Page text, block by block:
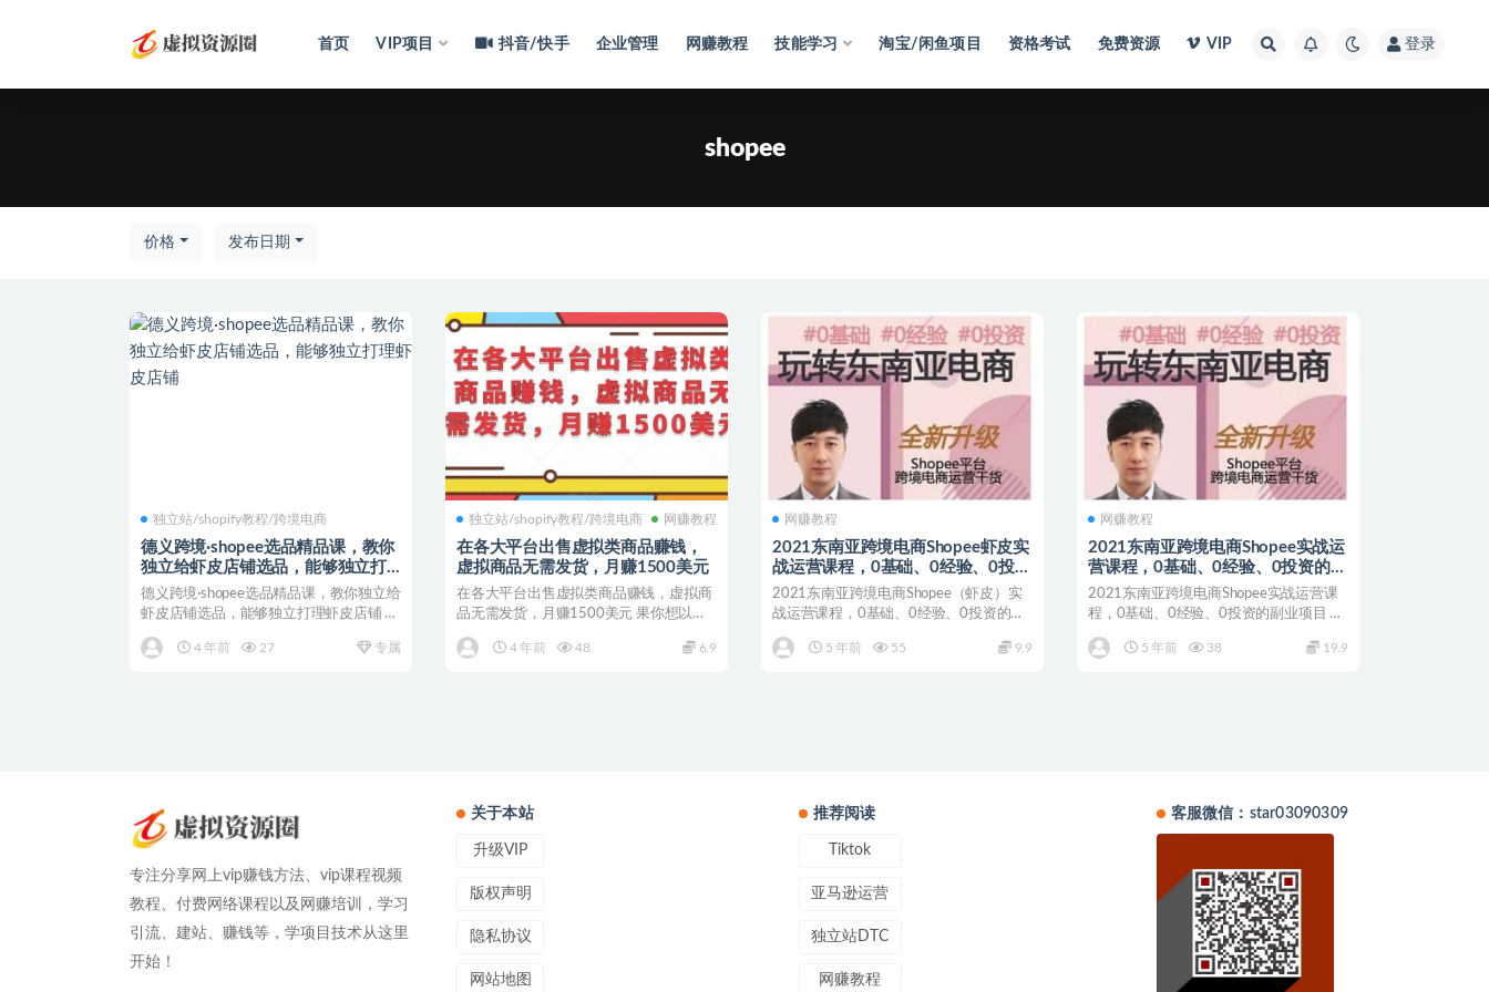
首页 VIP项目 抖音/快手 企业管理 网赚教程 技能学习 淘宝/闲鱼项目 资格考试 免费资源 VIP 登录
shopee
价格 发布日期
独立站/shopify教程/跨境电商
德义跨境·shopee选品精品课，教你
独立给虾皮店铺选品，能够独立打
理虾皮店铺
德义跨境·shopee选品精品课，教你独立给
虾皮店铺选品，能够独立打理虾皮店铺 课
4 年前
27 专属
独立站/shopify教程/跨境电商 网赚教程
在各大平台出售虚拟类商品赚钱，
虚拟商品无需发货，月赚1500美元
在各大平台出售虚拟类商品赚钱，虚拟商
品无需发货，月赚1500美元 果你想以最
4 年前
48 6.9
网赚教程
2021东南亚跨境电商Shopee虾皮实
战运营课程，0基础、0经验、0投资
的副业项目
2021东南亚跨境电商Shopee（虾皮）实
战运营课程，0基础、0经验、0投资的副
5 年前
55 9.9
网赚教程
2021东南亚跨境电商Shopee实战运
营课程，0基础、0经验、0投资的副
业项目
2021东南亚跨境电商Shopee实战运营课
程，0基础、0经验、0投资的副业项目 课
5 年前
38 19.9
专注分享网上vip赚钱方法、vip课程视频
教程、付费网络课程以及网赚培训，学习
引流、建站、赚钱等，学项目技术从这里
开始！
关于本站
升级VIP
版权声明
隐私协议
网站地图
推荐阅读
Tiktok
亚马逊运营
独立站DTC
网赚教程
客服微信：star03090309